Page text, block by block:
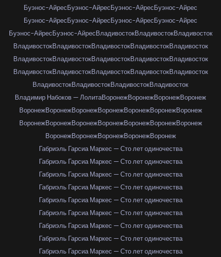
Буэнос-АйресБуэнос-АйресБуэнос-АйресБуэнос-Айрес
Буэнос-АйресБуэнос-АйресБуэнос-АйресБуэнос-Айрес
Буэнос-АйресБуэнос-АйресВладивостокВладивостокВладивосток
ВладивостокВладивостокВладивостокВладивостокВладивосток
ВладивостокВладивостокВладивостокВладивостокВладивосток
ВладивостокВладивостокВладивостокВладивостокВладивосток
ВладивостокВладивостокВладивостокВладивосток
Владимир Набоков — ЛолитаВоронежВоронежВоронежВоронеж
ВоронежВоронежВоронежВоронежВоронежВоронежВоронеж
ВоронежВоронежВоронежВоронежВоронежВоронежВоронеж
ВоронежВоронежВоронежВоронежВоронеж
Габриэль Гарсиа Маркес — Сто лет одиночества
Габриэль Гарсиа Маркес — Сто лет одиночества
Габриэль Гарсиа Маркес — Сто лет одиночества
Габриэль Гарсиа Маркес — Сто лет одиночества
Габриэль Гарсиа Маркес — Сто лет одиночества
Габриэль Гарсиа Маркес — Сто лет одиночества
Габриэль Гарсиа Маркес — Сто лет одиночества
Габриэль Гарсиа Маркес — Сто лет одиночества
Габриэль Гарсиа Маркес — Сто лет одиночества